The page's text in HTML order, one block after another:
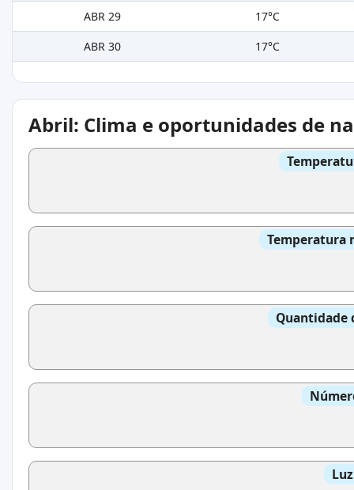
ABR 29
17°C
ABR 30
17°C
Abril: Clima e oportunidades de
Temperatura
Quantidade